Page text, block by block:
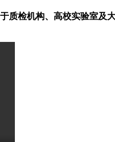
质检机构、高校实验室及